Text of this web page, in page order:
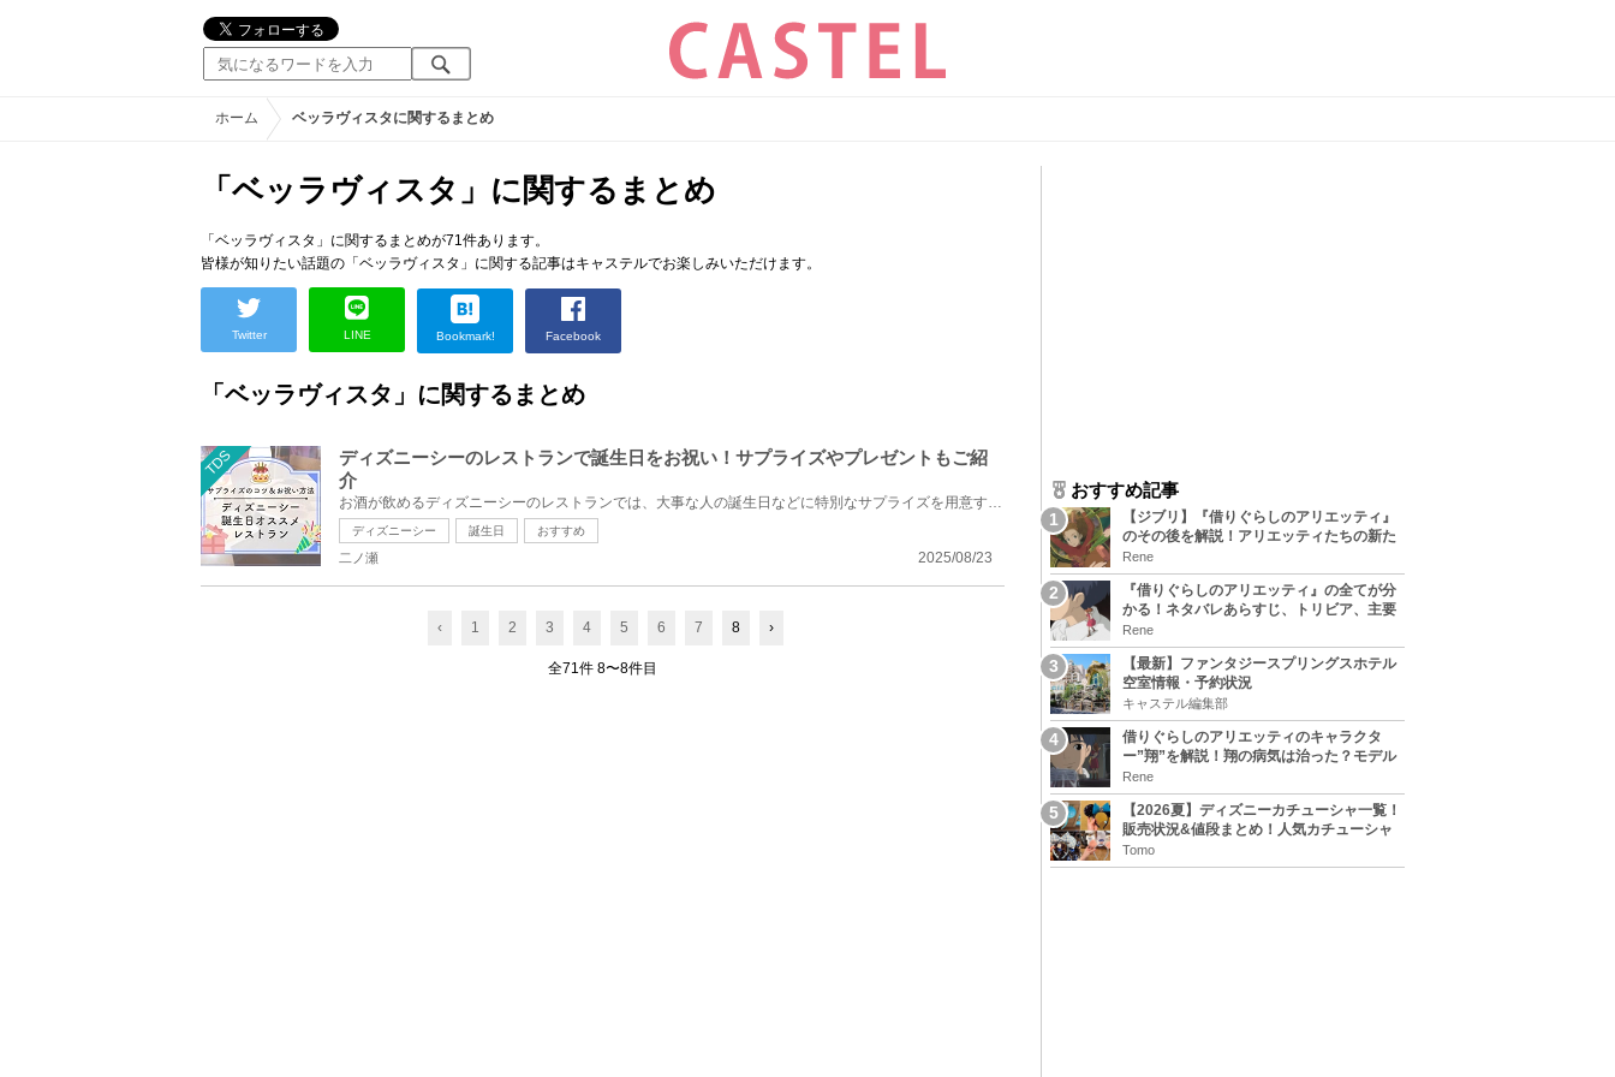
ホーム ベッラヴィスタに関するまとめ
「ベッラヴィスタ」に関するまとめ
「ベッラヴィスタ」に関するまとめが71件あります。
皆様が知りたい話題の「ベッラヴィスタ」に関する記事はキャステルでお楽しみいただけます。
Twitter LINE Bookmark! Facebook
「ベッラヴィスタ」に関するまとめ
TDS
ディズニーシーのレストランで誕生日をお祝い！サプライズやプレゼントもご紹
介
お酒が飲めるディズニーシーのレストランでは、大事な人の誕生日などに特別なサプライズを用意すること...
ディズニーシー 誕生日 おすすめ
2025/08/23
二ノ瀬
‹ 1 2 3 4 5 6 7 8 ›
全71件 8〜8件目
おすすめ記事
【ジブリ】『借りぐらしのアリエッティ』
のその後を解説！アリエッティたちの新た
な住処は？翔の病気は治る？
Rene
『借りぐらしのアリエッティ』の全てが分
かる！ネタバレあらすじ、トリビア、主要
キャラまとめ！
Rene
【最新】ファンタジースプリングスホテル
空室情報・予約状況
キャステル編集部
借りぐらしのアリエッティのキャラクタ
ー”翔”を解説！翔の病気は治った？モデル
は誰？
Rene
【2026夏】ディズニーカチューシャ一覧！
販売状況&値段まとめ！人気カチューシャ
をチェック
Tomo